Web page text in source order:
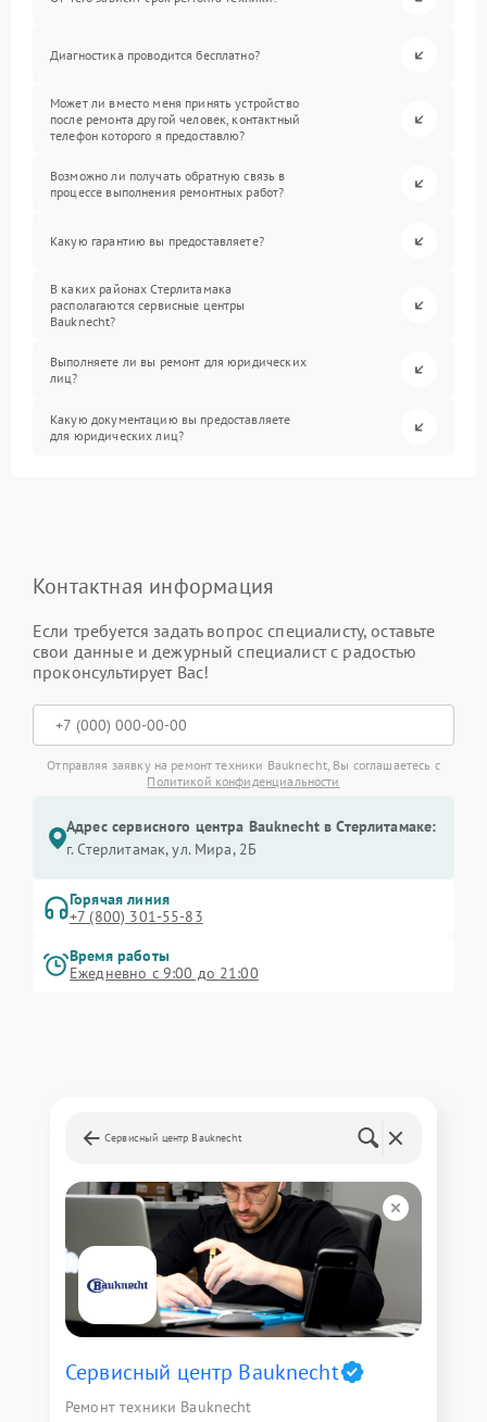
Диагностика проводится бесплатно?
Может ли вместо меня принять устройство
после ремонта другой человек, контактный
телефон которого я предоставлю?
Возможно ли получать обратную связь в
процессе выполнения ремонтных работ?
Какую гарантию вы предоставляете?
В каких районах Стерлитамака
располагаются сервисные центры
Bauknecht?
Выполняете ли вы ремонт для юридических
лиц?
Какую документацию вы предоставляете
для юридических лиц?
Контактная информация
Если требуется задать вопрос специалисту, оставьте
свои данные и дежурный специалист с радостью
проконсультирует Вас!
Отправляя заявку на ремонт техники Bauknecht, Вы соглашаетесь с
Политикой конфиденциальности
Адрес сервисного центра Bauknecht в Стерлитамаке:
г. Стерлитамак, ул. Мира, 2Б
Горячая линия
+7 (800) 301-55-83
Время работы
Ежедневно с 9:00 до 21:00
Сервисный центр Bauknecht
Сервисный центр Bauknecht
Ремонт техники Bauknecht